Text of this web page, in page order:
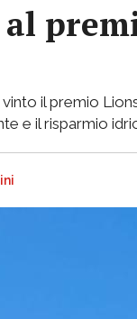
vinto il premio
e il risparmio